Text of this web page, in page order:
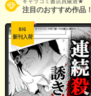
注目のおすすめ作品！
8/6
新刊入荷